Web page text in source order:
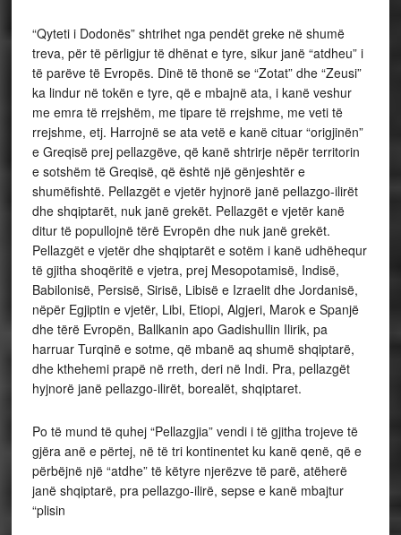
“Qyteti i Dodonës” shtrihet nga pendët greke në shumë
treva, për të përligjur të dhënat e tyre, sikur janë “atdheu” i
të parëve të Evropës. Dinë të thonë se “Zotat” dhe “Zeusi”
ka lindur në tokën e tyre, që e mbajnë ata, i kanë veshur
me emra të rrejshëm, me tipare të rrejshme, me veti të
rrejshme, etj. Harrojnë se ata vetë e kanë cituar “origjinën”
e Greqisë prej pellazgëve, që kanë shtrirje nëpër territorin
e sotshëm të Greqisë, që është një gënjeshtër e
shumëfishtë. Pellazgët e vjetër hyjnorë janë pellazgo-ilirët
dhe shqiptarët, nuk janë grekët. Pellazgët e vjetër kanë
ditur të popullojnë tërë Evropën dhe nuk janë grekët.
Pellazgët e vjetër dhe shqiptarët e sotëm i kanë udhëhequr
të gjitha shoqëritë e vjetra, prej Mesopotamisë, Indisë,
Babilonisë, Persisë, Sirisë, Libisë e Izraelit dhe Jordanisë,
nëpër Egjiptin e vjetër, Libi, Etiopi, Algjeri, Marok e Spanjë
dhe tërë Evropën, Ballkanin apo Gadishullin Ilirik, pa
harruar Turqinë e sotme, që mbanë aq shumë shqiptarë,
dhe kthehemi prapë në rreth, deri në Indi. Pra, pellazgët
hyjnorë janë pellazgo-ilirët, borealët, shqiptaret.
Po të mund të quhej “Pellazgjia” vendi i të gjitha trojeve të
gjëra anë e përtej, në të tri kontinentet ku kanë qenë, që e
përbëjnë një “atdhe” të këtyre njerëzve të parë, atëherë
janë shqiptarë, pra pellazgo-ilirë, sepse e kanë mbajtur
“plisin